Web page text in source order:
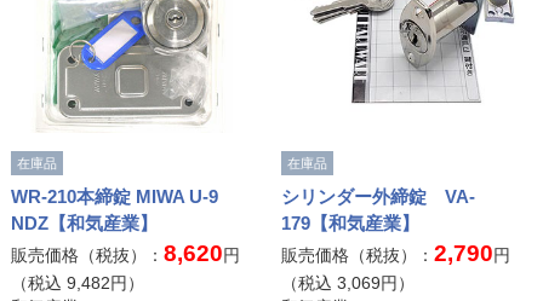
在庫品
WR-210本締錠 MIWA U-9
NDZ【和気産業】
販売価格（税抜）： 8,620円
（税込 9,482円）
在庫品
シリンダー外締錠 VA-
179【和気産業】
販売価格（税抜）：2,790円
（税込3,069円）